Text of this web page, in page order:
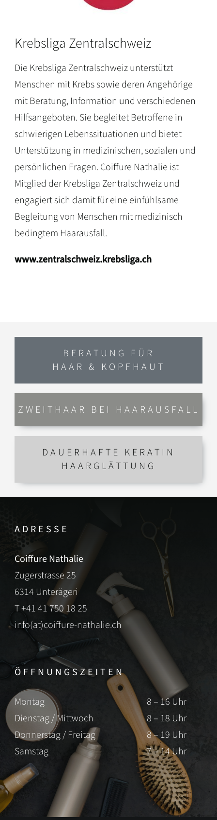
Krebsliga Zentralschweiz
Die Krebsliga Zentralschweiz unterstützt
Menschen mit Krebs sowie deren Angehörige
mit Beratung, Information und verschiedenen
Hilfsangeboten. Sie begleitet Betroffene in
schwierigen Lebenssituationen und bietet
Unterstützung in medizinischen, sozialen und
persönlichen Fragen. Coiffure Nathalie ist
Mitglied der Krebsliga Zentralschweiz und
engagiert sich damit für eine einfühlsame
Begleitung von Menschen mit medizinisch
bedingtem Haarausfall.
www.zentralschweiz.krebsliga.ch
BERATUNG FÜR
HAAR & KOPFHAUT
ZWEITHAAR BEI HAARAUSFALL
DAUERHAFTE KERATIN
HAARGLÄTTUNG
ADRESSE
Coiffure Nathalie
Zugerstrasse 25
6314 Unterägeri
T+41 41 750 18 25
info(at)coiffure-nathalie.ch
ÖFFNUNGSZEITEN
Montag
8 – 16 Uhr
Dienstag / Mittwoch
8 – 18 Uhr
Donnerstag / Freitag
8 – 19 Uhr
Samstag
7 – 14 Uhr